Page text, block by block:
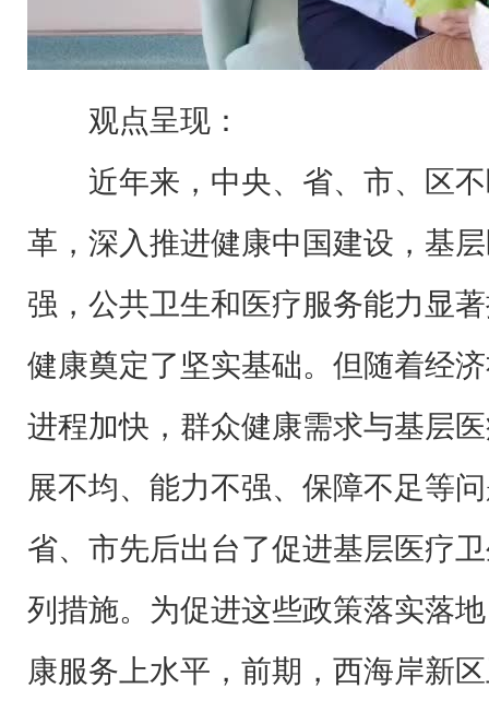
观点呈现：
近年来，中央、省、市、区
革，深入推进健康中国建设，基
强，公共卫生和医疗服务能力显
健康奠定了坚实基础。但随着经
进程加快，群众健康需求与基层
展不均、能力不强、保障不足等
省、市先后出台了促进基层医疗
列措施。为促进这些政策落实落
康服务上水平，前期，西海岸新